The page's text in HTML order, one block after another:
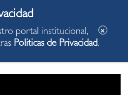
en una
portal institucional,
Politicas de Privacidad.